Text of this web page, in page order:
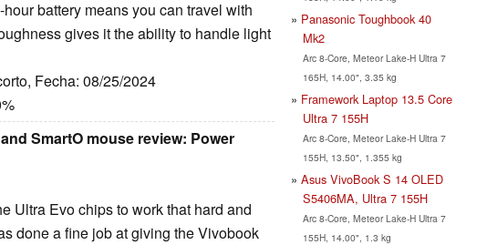
battery means you can travel with
gives it the ability to handle light
Fecha: 08/25/2024
SmartO mouse review: Power
Ultra Evo chips to work that hard and
done a fine job at giving the Vivobook
Panasonic Toughbook 40
Mk2
Arc 8-Core, Meteor Lake-H Ultra 7
165H, 14.00", 3.35 kg
Framework Laptop 13.5 Core
Ultra 7 155H
Arc 8-Core, Meteor Lake-H Ultra 7
155H, 13.50", 1.355 kg
Asus VivoBook S 14 OLED
S5406MA, Ultra 7 155H
Arc 8-Core, Meteor Lake-H Ultra 7
155H, 14.00", 1.3 kg